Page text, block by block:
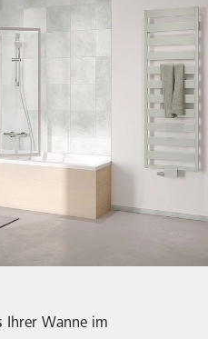
Ihrer Wanne im